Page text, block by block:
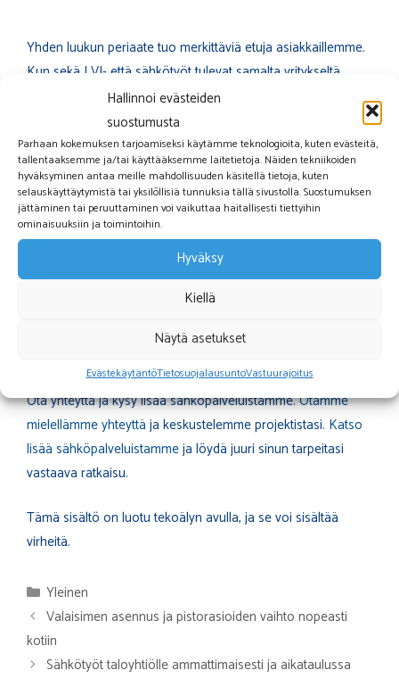
Hallinnoi evästeiden
suostumusta
Parhaan kokemuksen tarjoamiseksi käytämme teknologioita, kuten evästeitä,
tallentaaksemme ja/tai käyttääksemme laitetietoja. Näiden tekniikoiden
hyväksyminen antaa meille mahdollisuuden käsitellä tietoja, kuten
selauskäyttäytymistä tai yksilöllisiä tunnuksia tällä sivustolla. Suostumuksen
jättäminen tai peruuttaminen voi vaikuttaa haitallisesti tiettyihin
ominaisuuksiin ja toimintoihin.
Hyväksy
Kiellä
Näytä asetukset
EvästekäytäntöTietosuojalausuntoVastuurajoitus
Yhden luukun periaate tuo merkittäviä etuja asiakkaillemme.
Kun sekä LVI- että sähkötyöt tulevat samalta yritykseltä,
projektin koordinointi on sujuvampaa, aikataulut pysyvät
hallinnassa ja vastuu on selkeästi yhdellä toimijalla. Tämä on
erityisen arvokasta remonttiprojekteissa, joissa LVI- ja
sähkötyöt kietoutuvat tiiviisti yhteen.
Pitkä kokemuksemme LVI-alalta yhdistettynä uuteen
sähköalan osaamiseen mahdollistaa kokonaisvaltaisen
palvelun. Ymmärrämme, miten eri järjestelmät toimivat
yhdessä, ja osaamme suunnitella ratkaisut, jotka palvelevat
sekä LVI- että sähkötarpeita optimaalisesti. Sitoutumisemme
laatuun, aikatauluihin ja asiakastyytyväisyyteen tekee meistä
Ota yhteyttä ja kysy lisää sähköpalveluistamme.Otamme
mielellämme yhteyttä ja keskustelemme projektistasi. Katso
lisää sähköpalveluistammeja löydä juuri sinun tarpeitasi
vastaava ratkaisu.
Tämä sisältö on luotu tekoälyn avulla, ja se voi sisältää
virheitä.
Kategoriat
Yleinen
Valaisimen asennus ja pistorasioiden vaihto nopeasti
kotiin
Sähkötyöt taloyhtiölle ammattimaisesti ja aikataulussa